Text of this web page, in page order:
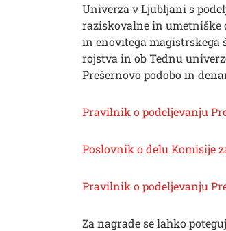
Univerza v Ljubljani s
raziskovalne in umetniške
in enovitega magistrskega
rojstva in ob Tednu
Prešernovo podobo in
Pravilnik o podeljevanju
Poslovnik o delu Komisije
Pravilnik o podeljevanju
Za nagrade se lahko